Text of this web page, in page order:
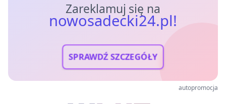
Zareklamuj się na
nowosadecki24.pl!
SPRAWDŹ SZCZEGÓŁY
autopromocja